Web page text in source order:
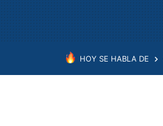
HOY SE HABLA DE